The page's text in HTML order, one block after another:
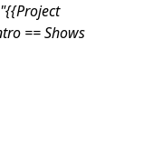
== Shows